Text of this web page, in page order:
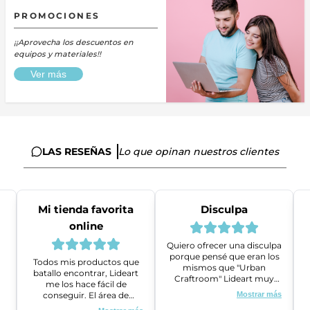
PROMOCIONES
¡¡Aprovecha los descuentos en
equipos y materiales!!
Ver más
LAS RESEÑAS Lo que opinan nuestros clientes
Mi tienda favorita
online
Todos mis productos que
batallo encontrar, Lideart
me los hace fácil de
conseguir. El área de
ventas es super amable y
Disculpa
Quiero ofrecer una disculpa
porque pensé que eran los
mismos que "Urban
Craftroom" Lideart muy
amables me ayudaron a
gestionar un problema que
Mostrar más